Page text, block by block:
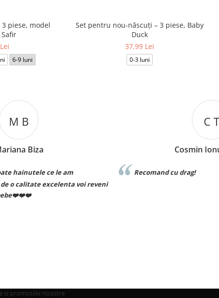
piese, model
6-9 luni
Set pentru nou-născuți – 3 piese, Baby
Duck
37,99 Lei
0-3 luni
reveni
Recomand cu drag!
si promotiile noastre